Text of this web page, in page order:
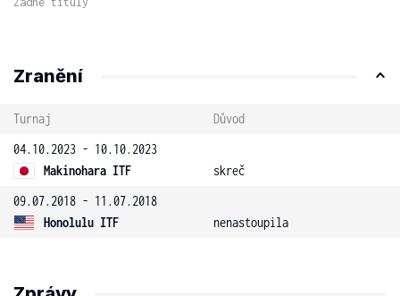
Zranění
Turnaj
Důvod
04.10.2023 - 10.10.2023
Makinohara ITF
skreč
09.07.2018 - 11.07.2018
Honolulu ITF
nenastoupila